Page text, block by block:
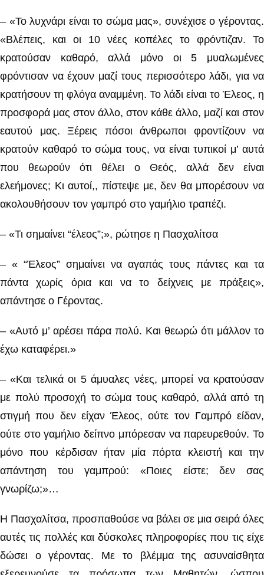
– «Το λυχνάρι είναι το σώμα μας», συνέχισε ο γέροντας.
«Βλέπεις, και οι 10 νέες κοπέλες το φρόντιζαν. Το
κρατούσαν καθαρό, αλλά μόνο οι 5 μυαλωμένες
φρόντισαν να έχουν μαζί τους περισσότερο λάδι, για να
κρατήσουν τη φλόγα αναμμένη. Το λάδι είναι το Έλεος, η
προσφορά μας στον άλλο, στον κάθε άλλο, μαζί και στον
εαυτού μας. Ξέρεις πόσοι άνθρωποι φροντίζουν να
κρατούν καθαρό το σώμα τους, να είναι τυπικοί μ’ αυτά
που θεωρούν ότι θέλει ο Θεός, αλλά δεν είναι
ελεήμονες; Κι αυτοί,, πίστεψε με, δεν θα μπορέσουν να
ακολουθήσουν τον γαμπρό στο γαμήλιο τραπέζι.
– «Τι σημαίνει “έλεος”;», ρώτησε η Πασχαλίτσα
– « “Έλεος” σημαίνει να αγαπάς τους πάντες και τα
πάντα χωρίς όρια και να το δείχνεις με πράξεις»,
απάντησε ο Γέροντας.
– «Αυτό μ’ αρέσει πάρα πολύ. Και θεωρώ ότι μάλλον το
έχω καταφέρει.»
– «Και τελικά οι 5 άμυαλες νέες, μπορεί να κρατούσαν
με πολύ προσοχή το σώμα τους καθαρό, αλλά από τη
στιγμή που δεν είχαν Έλεος, ούτε τον Γαμπρό είδαν,
ούτε στο γαμήλιο δείπνο μπόρεσαν να παρευρεθούν. Το
μόνο που κέρδισαν ήταν μία πόρτα κλειστή και την
απάντηση του γαμπρού: «Ποιες είστε; δεν σας
γνωρίζω;»…
Η Πασχαλίτσα, προσπαθούσε να βάλει σε μια σειρά όλες
αυτές τις πολλές και δύσκολες πληροφορίες που τις είχε
δώσει ο γέροντας. Με το βλέμμα της ασυναίσθητα